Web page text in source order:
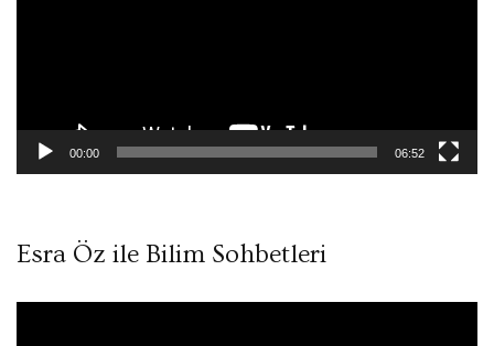
00:00 06:52
Esra Öz ile Bilim Sohbetleri